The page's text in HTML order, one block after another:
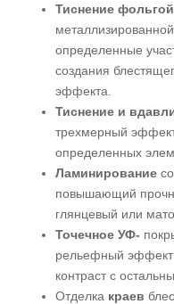
Тиснение фольгой
определенные
создания
эффекта.
Тиснение и
трехмерный
определенных
Ламинирование
повышающий
глянцевый или
Точечное УФ-
рельефный эффект
контраст с
Отделка краев